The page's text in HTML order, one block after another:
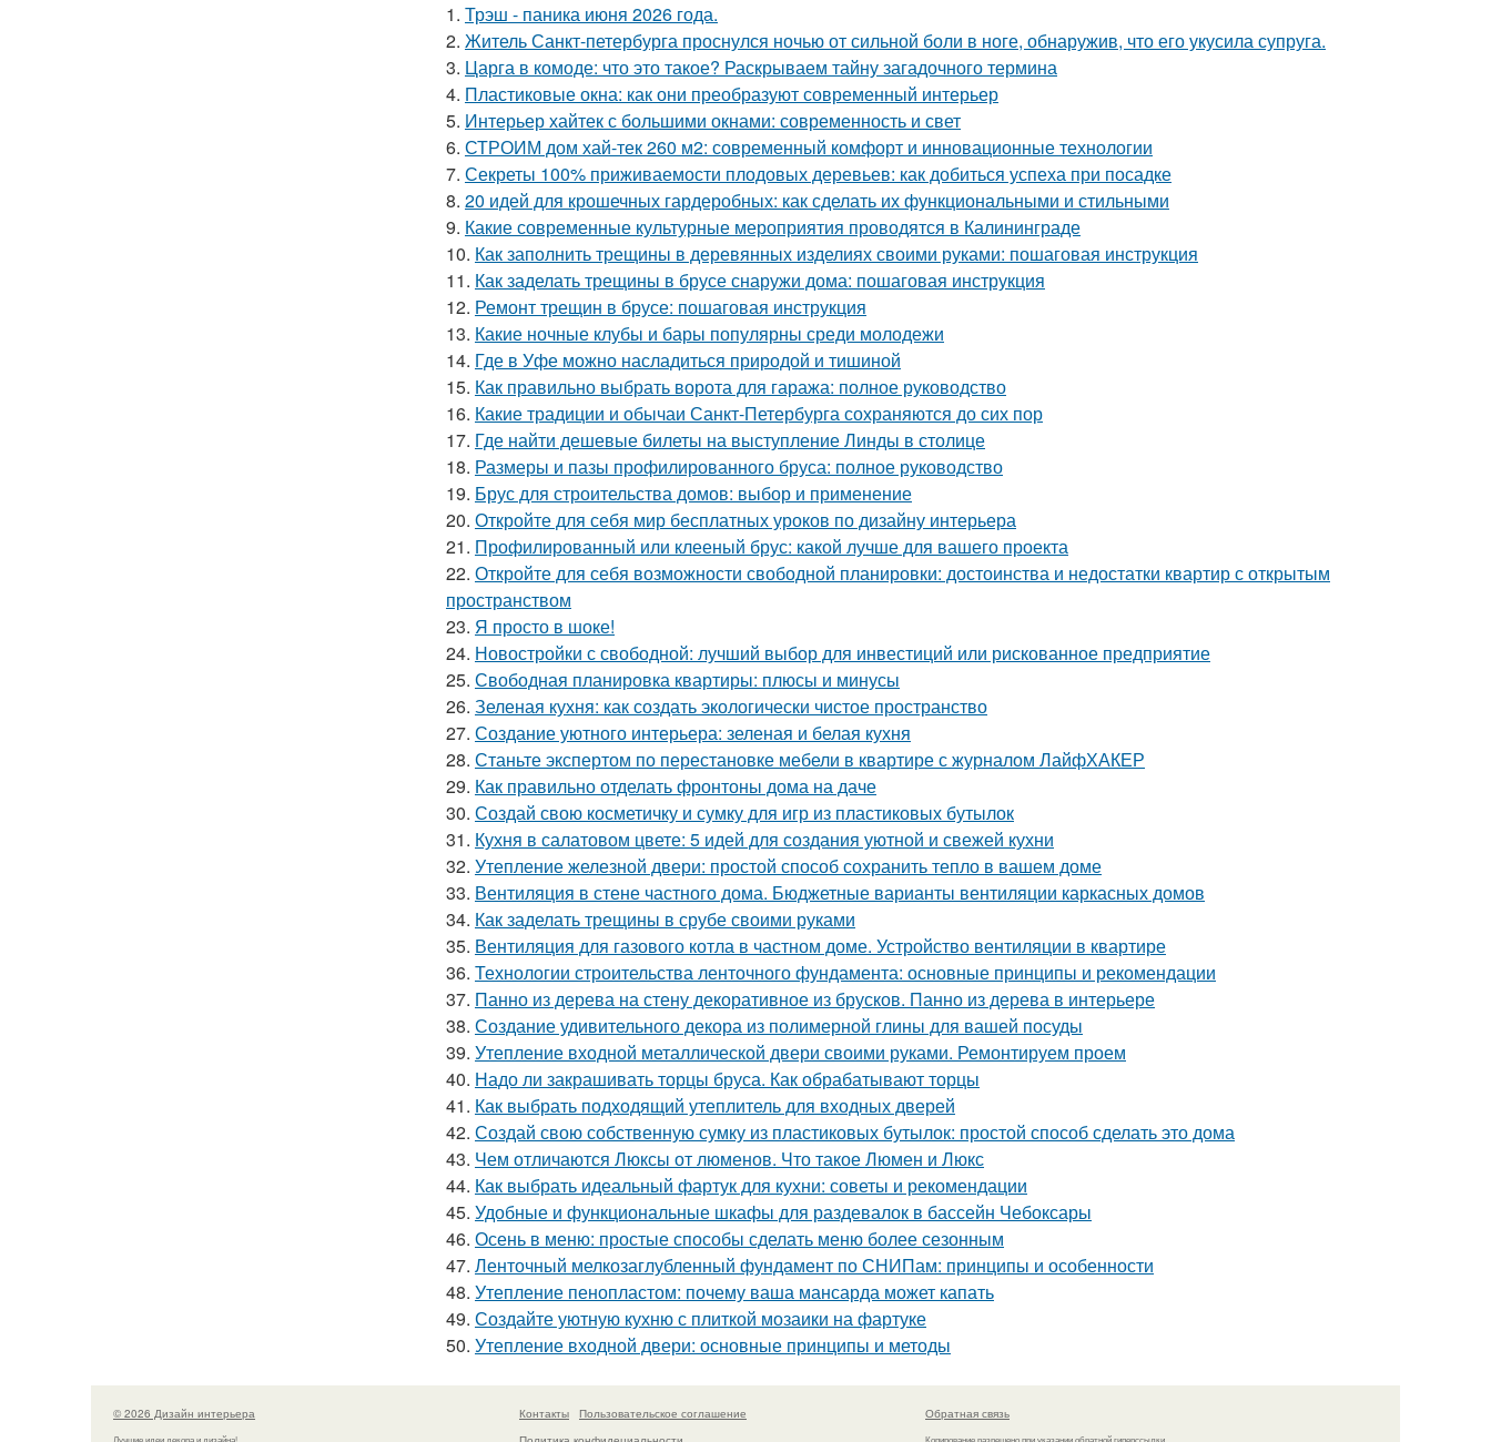
1. Трэш - паника июня 2026 года.
2. Житель Санкт-петербурга проснулся ночью от сильной боли в ноге, обнаружив, что его укусила супруга.
3. Царга в комоде: что это такое? Раскрываем тайну загадочного термина
4. Пластиковые окна: как они преобразуют современный интерьер
5. Интерьер хайтек с большими окнами: современность и свет
6. СТРОИМ дом хай-тек 260 м2: современный комфорт и инновационные технологии
7. Секреты 100% приживаемости плодовых деревьев: как добиться успеха при посадке
8. 20 идей для крошечных гардеробных: как сделать их функциональными и стильными
9. Какие современные культурные мероприятия проводятся в Калининграде
10. Как заполнить трещины в деревянных изделиях своими руками: пошаговая инструкция
11. Как заделать трещины в брусе снаружи дома: пошаговая инструкция
12. Ремонт трещин в брусе: пошаговая инструкция
13. Какие ночные клубы и бары популярны среди молодежи
14. Где в Уфе можно насладиться природой и тишиной
15. Как правильно выбрать ворота для гаража: полное руководство
16. Какие традиции и обычаи Санкт-Петербурга сохраняются до сих пор
17. Где найти дешевые билеты на выступление Линды в столице
18. Размеры и пазы профилированного бруса: полное руководство
19. Брус для строительства домов: выбор и применение
20. Откройте для себя мир бесплатных уроков по дизайну интерьера
21. Профилированный или клееный брус: какой лучше для вашего проекта
22. Откройте для себя возможности свободной планировки: достоинства и недостатки квартир с открытым
пространством
23. Я просто в шоке!
24. Новостройки с свободной: лучший выбор для инвестиций или рискованное предприятие
25. Свободная планировка квартиры: плюсы и минусы
26. Зеленая кухня: как создать экологически чистое пространство
27. Создание уютного интерьера: зеленая и белая кухня
28. Станьте экспертом по перестановке мебели в квартире с журналом ЛайфХАКЕР
29. Как правильно отделать фронтоны дома на даче
30. Создай свою косметичку и сумку для игр из пластиковых бутылок
31. Кухня в салатовом цвете: 5 идей для создания уютной и свежей кухни
32. Утепление железной двери: простой способ сохранить тепло в вашем доме
33. Вентиляция в стене частного дома. Бюджетные варианты вентиляции каркасных домов
34. Как заделать трещины в срубе своими руками
35. Вентиляция для газового котла в частном доме. Устройство вентиляции в квартире
36. Технологии строительства ленточного фундамента: основные принципы и рекомендации
37. Панно из дерева на стену декоративное из брусков. Панно из дерева в интерьере
38. Создание удивительного декора из полимерной глины для вашей посуды
39. Утепление входной металлической двери своими руками. Ремонтируем проем
40. Надо ли закрашивать торцы бруса. Как обрабатывают торцы
41. Как выбрать подходящий утеплитель для входных дверей
42. Создай свою собственную сумку из пластиковых бутылок: простой способ сделать это дома
43. Чем отличаются Люксы от люменов. Что такое Люмен и Люкс
44. Как выбрать идеальный фартук для кухни: советы и рекомендации
45. Удобные и функциональные шкафы для раздевалок в бассейн Чебоксары
46. Осень в меню: простые способы сделать меню более сезонным
47. Ленточный мелкозаглубленный фундамент по СНИПам: принципы и особенности
48. Утепление пенопластом: почему ваша мансарда может капать
49. Создайте уютную кухню с плиткой мозаики на фартуке
50. Утепление входной двери: основные принципы и методы
© 2026 Дизайн интерьера
Лучшие идеи декора и дизайна!
Контакты
Пользовательское соглашение
Обратная связь
Копирование разрешено при указании обратной гиперссылки.